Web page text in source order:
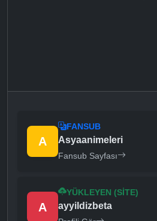
A
FANSUB
Asyaanimeleri
Fansub Sayfası
A
YÜKLEYEN (SITE)
ayyildizbeta